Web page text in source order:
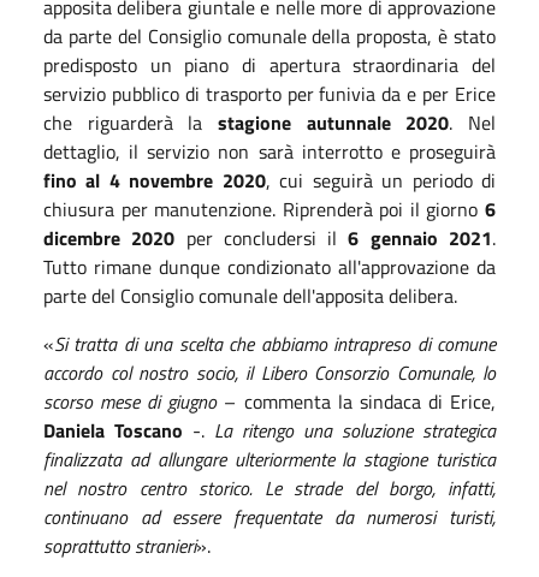
apposita delibera giuntale e nelle more di approvazione
da parte del Consiglio comunale della proposta, è stato
predisposto un piano di apertura straordinaria del
servizio pubblico di trasporto per funivia da e per Erice
che riguarderà la stagione autunnale 2020. Nel
dettaglio, il servizio non sarà interrotto e proseguirà
fino al 4 novembre 2020, cui seguirà un periodo di
chiusura per manutenzione. Riprenderà poi il giorno 6
dicembre 2020 per concludersi il6 gennaio 2021.
Tutto rimane dunque condizionato all'approvazione da
parte del Consiglio comunale dell'apposita delibera.
«Si tratta di una scelta che abbiamo intrapreso di comune
accordo col nostro socio, il Libero Consorzio Comunale, lo
scorso mese di giugno– commenta la sindaca di Erice,
Daniela Toscano -. La ritengo una soluzione strategica
finalizzata ad allungare ulteriormente la stagione turistica
nel nostro centro storico. Le strade del borgo, infatti,
continuano ad essere frequentate da numerosi turisti,
soprattutto stranieri».